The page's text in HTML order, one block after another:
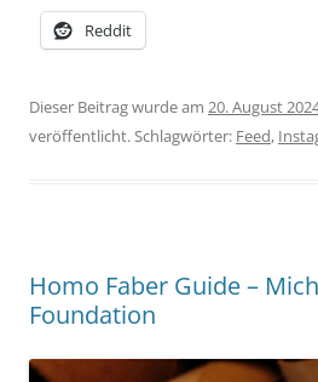
Reddit
Dieser Beitrag wurde am 20. August
veröffentlicht. Schlagwörter: Feed,
Homo Faber Guide –
Foundation